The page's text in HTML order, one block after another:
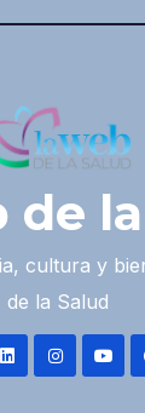
de
cultura y
de la Salud